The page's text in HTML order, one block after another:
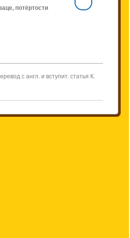
потёртости
с англ. и вступит. статья К.